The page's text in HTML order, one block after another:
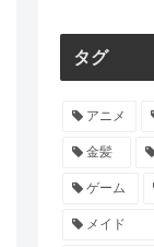
タグ
アニメ
金髪
ゲーム
メイド